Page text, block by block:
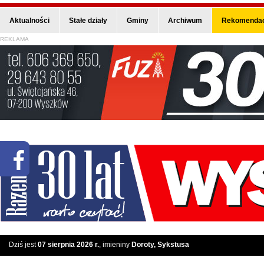
Aktualności Stałe działy Gminy Archiwum
REKLAMA
Dziś jest07 sierpnia 2026 r., imieniny Doroty, Sykstusa